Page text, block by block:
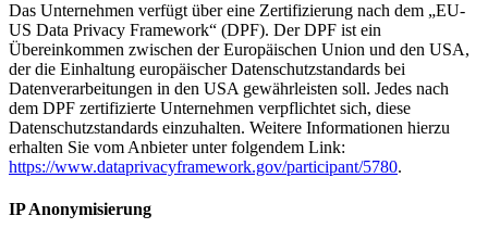
Das Unternehmen verfügt über eine Zertifizierung nach dem „EU-
US Data Privacy Framework“ (DPF). Der DPF ist ein
Übereinkommen zwischen der Europäischen Union und den USA,
der die Einhaltung europäischer Datenschutzstandards bei
Datenverarbeitungen in den USA gewährleisten soll. Jedes nach
dem DPF zertifizierte Unternehmen verpflichtet sich, diese
Datenschutzstandards einzuhalten. Weitere Informationen hierzu
erhalten Sie vom Anbieter unter folgendem Link:
https://www.dataprivacyframework.gov/participant/5780.
IP Anonymisierung